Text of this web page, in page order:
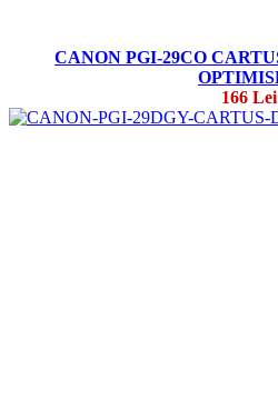
CANON PGI-29CO
166 Lei